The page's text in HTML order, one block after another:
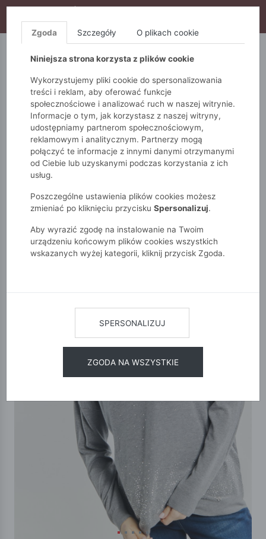
S10), DODATKOWE 15% ZA 3SZT (KOD: S15)
5.10.15. QUIOSQUE
Monnari Zobacz wszystko Swetry
długi rękaw
Sweter damski z dżetami
Zgoda Szczegóły O plikach cookie
Niniejsza strona korzysta z plików cookie
Wykorzystujemy pliki cookie do spersonalizowania
treści i reklam, aby oferować funkcje
społecznościowe i analizować ruch w naszej witrynie.
Informacje o tym, jak korzystasz z naszej witryny,
udostępniamy partnerom społecznościowym,
reklamowym i analitycznym. Partnerzy mogą
połączyć te informacje z innymi danymi otrzymanymi
od Ciebie lub uzyskanymi podczas korzystania z ich
usług.
Poszczególne ustawienia plików cookies możesz
zmieniać po kliknięciu przycisku Spersonalizuj.
Aby wyrazić zgodę na instalowanie na Twoim
urządzeniu końcowym plików cookies wszystkich
wskazanych wyżej kategorii, kliknij przycisk Zgoda.
SPERSONALIZUJ
ZGODA NA WSZYSTKIE